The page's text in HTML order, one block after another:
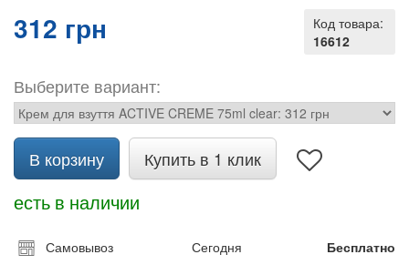
Код товара:
16612
312 грн
Выберите вариант:
В корзину Купить в 1 клик
есть в наличии
Самовывоз Сегодня Бесплатно